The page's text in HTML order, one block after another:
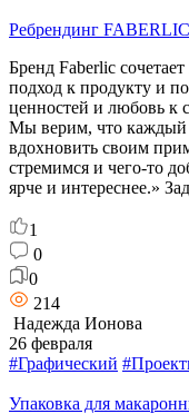
Ребрендинг FABERLIC
Бренд Faberlic
подход к продукту и
ценностей и любовь к
Мы верим, что каждый
вдохновить своим
стремимся и чего-то
ярче и интереснее.»
1
0
0
214
Надежда Ионова
26 февраля
#Графический
Упаковка для